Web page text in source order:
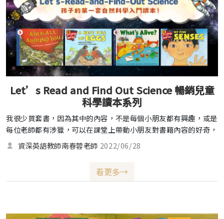
Let’s Read and Find Out Science 暢銷兒童
科學讀本系列
我很少買套書，因為其中的內容，不是每個小朋友都有興趣，或是
每位老師都有涉獵，可以在課堂上帶動小朋友對書籍內容的好奇，
並達到學以致用的目的。但這一套書卻引起了我的興趣，而且整套
購買，還推薦給我認識的家長。首先，相信我，只要你動手翻開任
量，而且最後極有可能會棄械投降。還是買整套吧！ 第二，它是
資深英語教師南春蓉老師 2022/06/28
看更多→